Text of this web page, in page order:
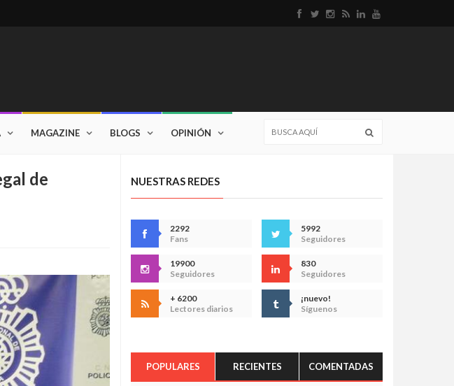
MAGAZINE BLOGS OPINIÓN
de
NUESTRAS REDES
2292
Fans
5992
Seguidores
19900
Seguidores
830
Seguidores
+ 6200
Lectores diarios
¡nuevo!
Síguenos
POPULARES RECIENTES COMENTADAS